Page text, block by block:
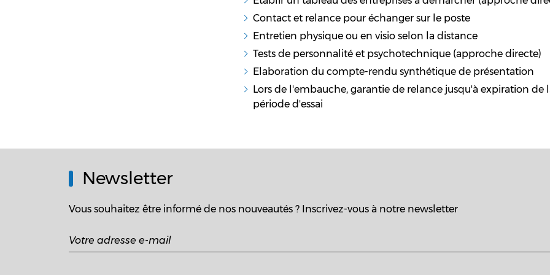
Contact et relance pour échanger sur le poste
Entretien physique ou en visio selon la distance
Tests de personnalité et psychotechnique (approche directe)
Elaboration du compte-rendu synthétique de présentation
Lors de l'embauche, garantie de relance jusqu'à expiration de
période d'essai
Newsletter
Vous souhaitez être informé de nos nouveautés ? Inscrivez-vous à notre newsletter